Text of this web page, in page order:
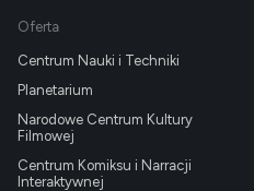
Oferta
Centrum Nauki i Techniki
Planetarium
Narodowe Centrum Kultury
Filmowej
Centrum Komiksu i Narracji
Interaktywnej